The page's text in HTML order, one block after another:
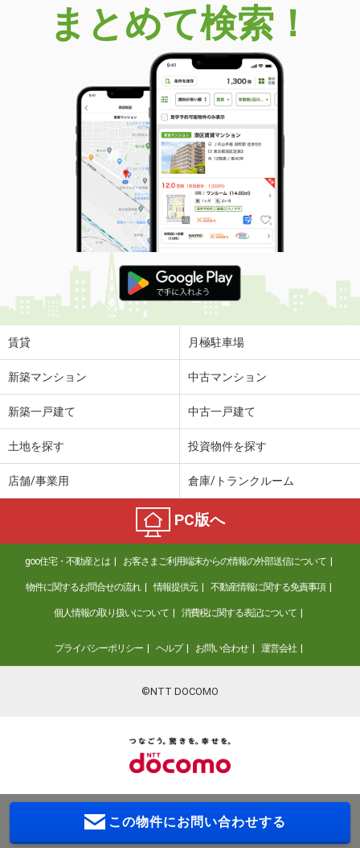
まとめて検索！
賃貸 月極駐車場
新築マンション 中古マンション
新築一戸建て 中古一戸建て
土地を探す 投資物件を探す
店舗/事業用 倉庫/トランクルーム
PC版へ
goo住宅・不動産とは お客さまご利用端末からの情報の外部送信について
物件に関するお問合せの流れ 情報提供元 不動産情報に関する免責事項
個人情報の取り扱いについて 消費税に関する表記について
プライバシーポリシー ヘルプ お問い合わせ 運営会社
©NTT DOCOMO
この物件にお問い合わせする